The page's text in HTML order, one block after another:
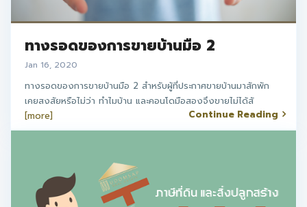
ทางรอดของการขายบ้านมือ 2
Jan 16, 2020
ทางรอดของการขายบ้านมือ 2 สำหรับผู้ที่ประกาศขายบ้านมาสักพัก
เคยสงสัยหรือไม่ว่า ทำไมบ้าน และคอนโดมือสองจึงขายไม่ได้สั
[more]
Continue Reading